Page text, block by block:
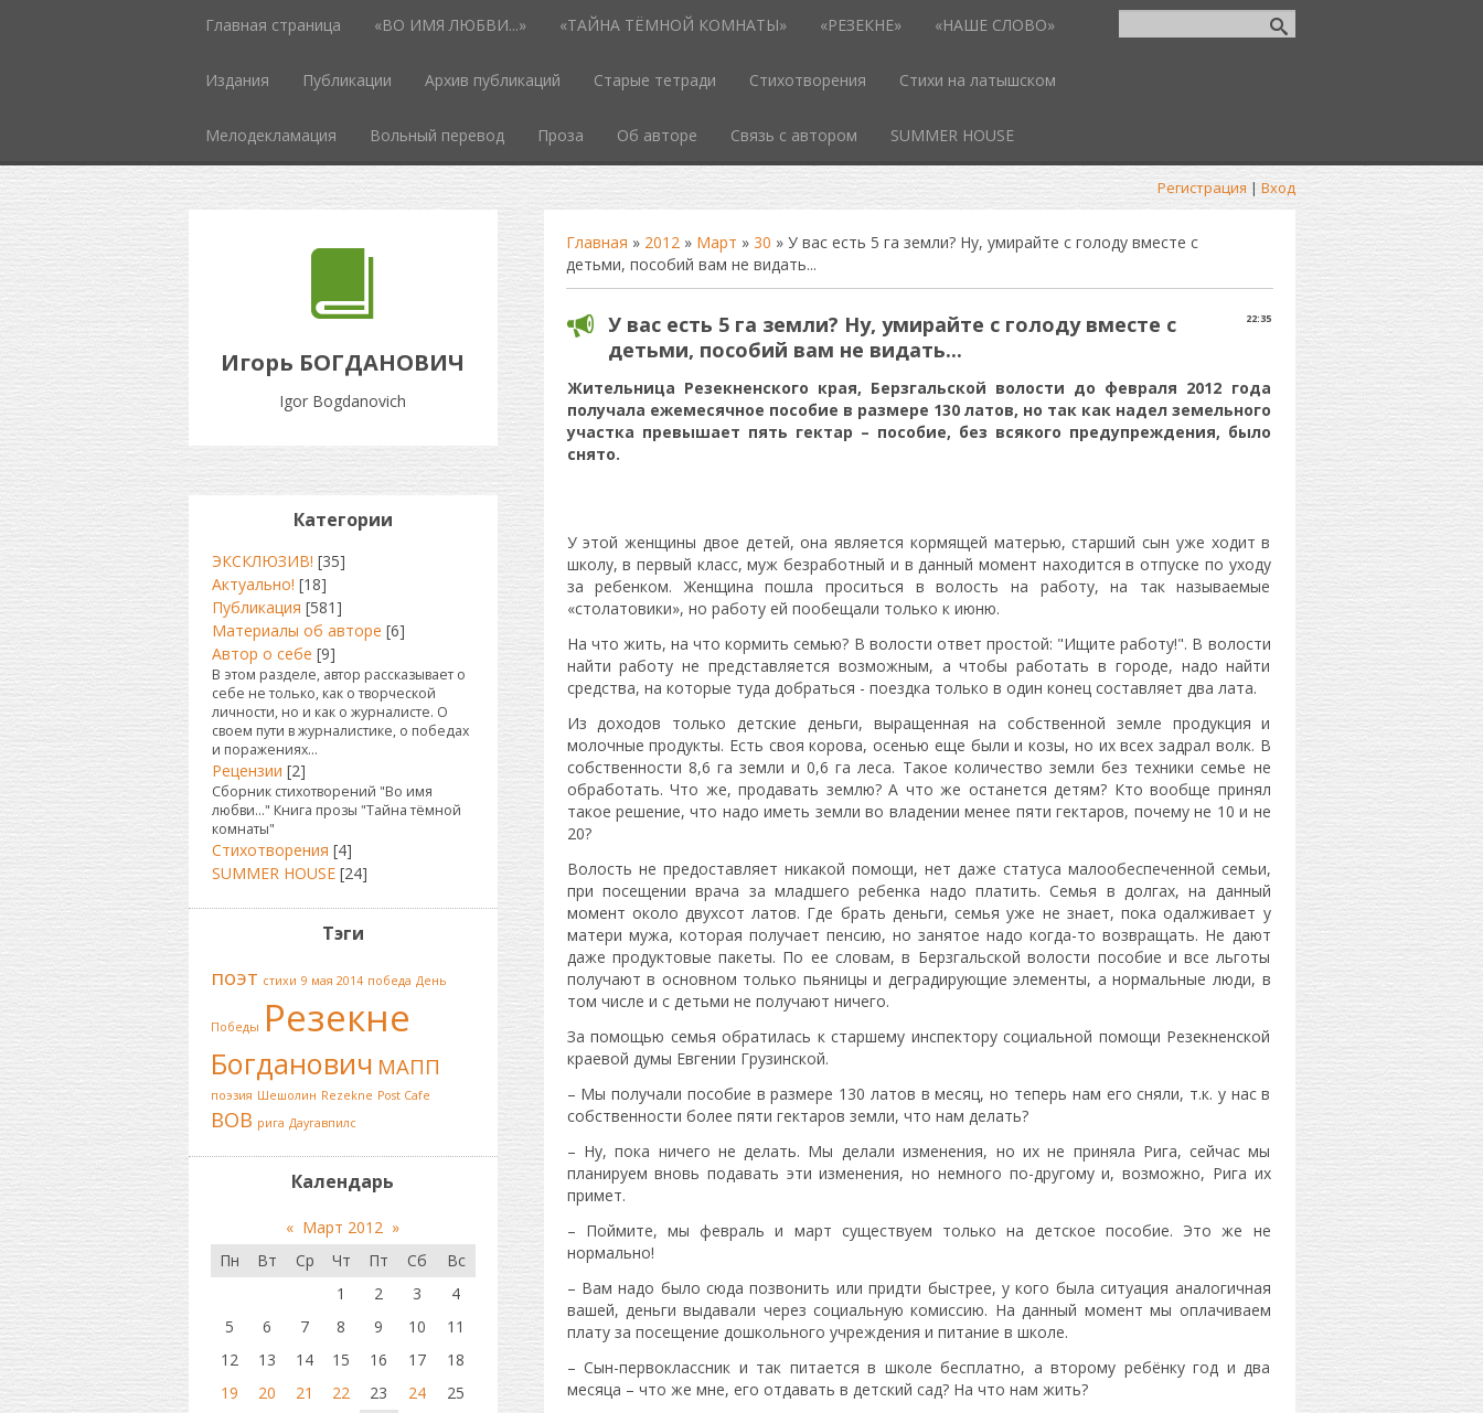
Главная страница «ВО ИМЯ ЛЮБВИ...» «ТАЙНА ТЁМНОЙ КОМНАТЫ» «РЕЗЕКНЕ» «НАШЕ СЛОВО»
Издания Публикации Архив публикаций Старые тетради Стихотворения Стихи на латышском
Мелодекламация Вольный перевод Проза Об авторе Связь с автором SUMMER HOUSE
Регистрация | Вход
Игорь БОГДАНОВИЧ
Igor Bogdanovich
Главная » 2012 » Март » 30 » У вас есть 5 га земли? Ну, умирайте с голоду вместе с
детьми, пособий вам не видать...
22:35
У вас есть 5 га земли? Ну, умирайте с голоду вместе с
детьми, пособий вам не видать...
Жительница Резекненского края, Берзгальской волости до февраля 2012 года
получала ежемесячное пособие в размере 130 латов, но так как надел земельного
участка превышает пять гектар – пособие, без всякого предупреждения, было
снято.
У этой женщины двое детей, она является кормящей матерью, старший сын уже ходит в
школу, в первый класс, муж безработный и в данный момент находится в отпуске по уходу
за ребенком. Женщина пошла проситься в волость на работу, на так называемые
«столатовики», но работу ей пообещали только к июню.
На что жить, на что кормить семью? В волости ответ простой: "Ищите работу!". В волости
найти работу не представляется возможным, а чтобы работать в городе, надо найти
средства, на которые туда добраться - поездка только в один конец составляет два лата.
Из доходов только детские деньги, выращенная на собственной земле продукция и
молочные продукты. Есть своя корова, осенью еще были и козы, но их всех задрал волк. В
собственности 8,6 га земли и 0,6 га леса. Такое количество земли без техники семье не
обработать. Что же, продавать землю? А что же останется детям? Кто вообще принял
такое решение, что надо иметь земли во владении менее пяти гектаров, почему не 10 и не
20?
Волость не предоставляет никакой помощи, нет даже статуса малообеспеченной семьи,
при посещении врача за младшего ребенка надо платить. Семья в долгах, на данный
момент около двухсот латов. Где брать деньги, семья уже не знает, пока одалживает у
матери мужа, которая получает пенсию, но занятое надо когда-то возвращать. Не дают
даже продуктовые пакеты. По ее словам, в Берзгальской волости пособие и все льготы
получают в основном только пьяницы и деградирующие элементы, а нормальные люди, в
том числе и с детьми не получают ничего.
За помощью семья обратилась к старшему инспектору социальной помощи Резекненской
краевой думы Евгении Грузинской.
– Мы получали пособие в размере 130 латов в месяц, но теперь нам его сняли, т.к. у нас в
собственности более пяти гектаров земли, что нам делать?
– Ну, пока ничего не делать. Мы делали изменения, но их не приняла Рига, сейчас мы
планируем вновь подавать эти изменения, но немного по-другому и, возможно, Рига их
примет.
– Поймите, мы февраль и март существуем только на детское пособие. Это же не
нормально!
– Вам надо было сюда позвонить или придти быстрее, у кого была ситуация аналогичная
вашей, деньги выдавали через социальную комиссию. На данный момент мы оплачиваем
плату за посещение дошкольного учреждения и питание в школе.
– Сын-первоклассник и так питается в школе бесплатно, а второму ребёнку год и два
месяца – что же мне, его отдавать в детский сад? На что нам жить?
Категории
ЭКСКЛЮЗИВ! [35]
Актуально! [18]
Публикация [581]
Материалы об авторе [6]
Автор о себе [9]
В этом разделе, автор рассказывает о
себе не только, как о творческой
личности, но и как о журналисте. О
своем пути в журналистике, о победах
и поражениях...
Рецензии [2]
Сборник стихотворений "Во имя
любви..." Книга прозы "Тайна тёмной
комнаты"
Стихотворения [4]
SUMMER HOUSE [24]
Тэги
поэт стихи 9 мая 2014 победа День
Победы Резекне
Богданович МАПП
поэзия Шешолин Rezekne Post Cafe
ВОВ рига Даугавпилс
Календарь
« Март 2012 »
Пн
Вт Ср Чт Пт Сб
Вс
1
2 3
4
5
6 7 8 9 10
11
12
13 14 15 16 17
18
19
20 21 22 23 24
25